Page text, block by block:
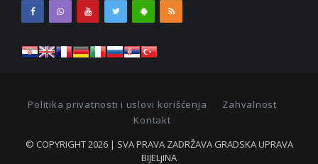
Politika privatnosti i uslovi korišćenja
Zahvalnost
Kontakt
© COPYRIGHT 2026 | SVA PRAVA ZADRŽAVA GRADSKA UPRAVA
BIJELjINA